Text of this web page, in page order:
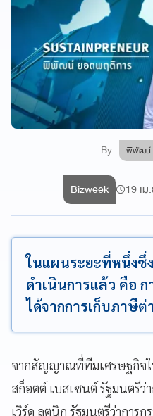
By พิพัฒน์
Bizweek 19 เ
ในแผนระยะที่หนึ่งซึ่
ดำเนินการแล้ว คือ
ได้จากการเก็บภาษี
จากสัญญาณที่ทีมเศรษฐกิจใ
สก็อตต์ เบสเซนต์ รัฐมนตรีว่า
เวิร์ด ลุตนิก รัฐมนตรีว่าการ